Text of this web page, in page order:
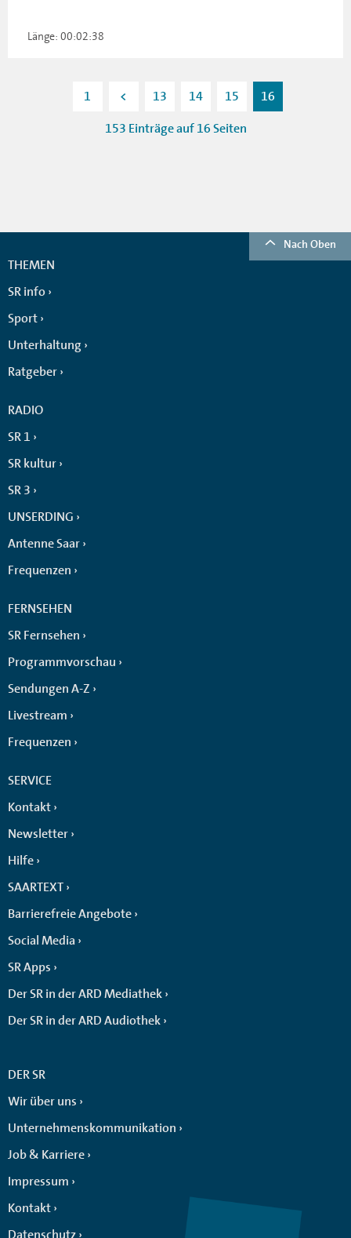
Länge: 00:02:38
1 < 13 14 15 16
153 Einträge auf 16 Seiten
Nach Oben
THEMEN
SR info
Sport
Unterhaltung
Ratgeber
RADIO
SR 1
SR kultur
SR 3
UNSERDING
Antenne Saar
Frequenzen
FERNSEHEN
SR Fernsehen
Programmvorschau
Sendungen A-Z
Livestream
Frequenzen
SERVICE
Kontakt
Newsletter
Hilfe
SAARTEXT
Barrierefreie Angebote
Social Media
SR Apps
Der SR in der ARD Mediathek
Der SR in der ARD Audiothek
DER SR
Wir über uns
Unternehmenskommunikation
Job & Karriere
Impressum
Kontakt